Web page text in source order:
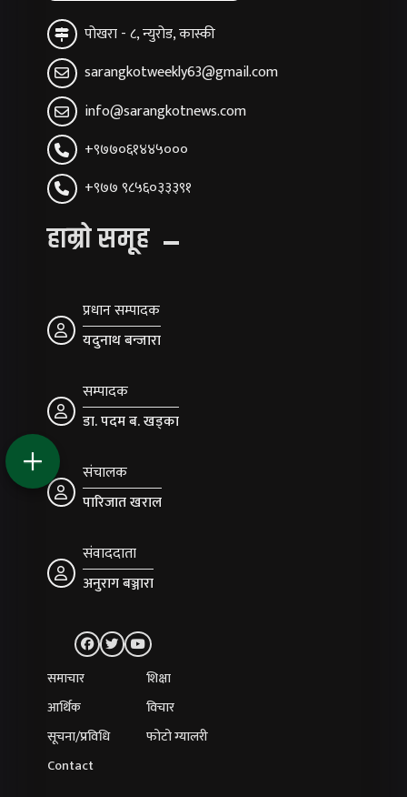
पोखरा - ८, न्युरोड, कास्की
sarangkotweekly63@gmail.com
info@sarangkotnews.com
+९७७०६१४४५०००
+९७७ ९८५६०३३३९१
हाम्रो समूह
प्रधान सम्पादक
यदुनाथ बन्जारा
सम्पादक
डा. पदम ब. खड्का
संचालक
पारिजात खराल
संवाददाता
अनुराग बञ्जारा
समाचार
शिक्षा
आर्थिक
विचार
सूचना/प्रविधि
फोटो ग्यालरी
Contact